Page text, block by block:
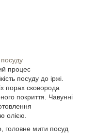
посуду
процес
посуду до іржі.
порах сковорода
покриття. Чавунні
олією.
головне мити посуд